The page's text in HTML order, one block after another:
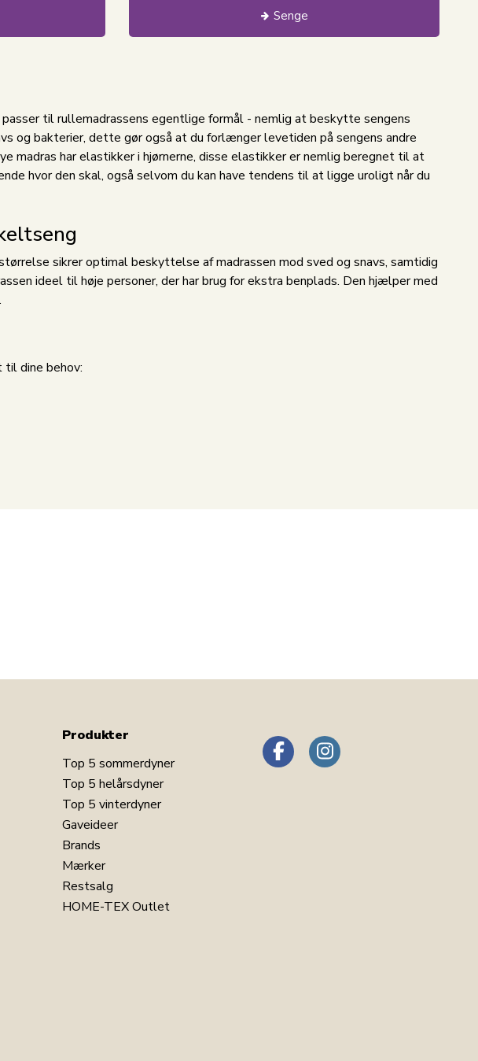
Senge
til rullemadrassens egentlige formål - nemlig at beskytte sengens
og bakterier, dette gør også at du forlænger levetiden på sengens andre
madras har elastikker i hjørnerne, disse elastikker er nemlig beregnet til at
hvor den skal, også selvom du kan have tendens til at ligge uroligt når du
sikrer optimal beskyttelse af madrassen mod sved og snavs, samtidig
ideel til høje personer, der har brug for ekstra benplads. Den hjælper med
til dine behov:
Produkter
Top 5 sommerdyner
Top 5 helårsdyner
Top 5 vinterdyner
Gaveideer
Brands
Mærker
Restsalg
HOME-TEX Outlet